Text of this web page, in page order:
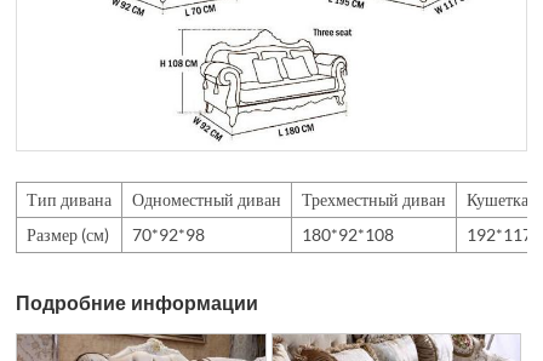
Тип дивана Одноместный диван Трехместный диван
Кушетка
Размер (см)
70*92*98 180*92*108
Подробние информации